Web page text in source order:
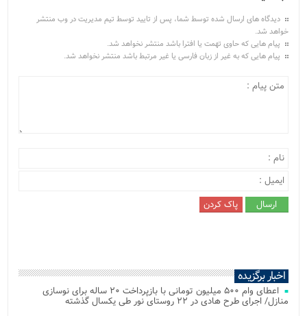
دیدگاه های ارسال شده توسط شما، پس از تایید توسط تیم مدیریت در وب منتشر
خواهد شد.
پیام هایی که حاوی تهمت یا افترا باشد منتشر نخواهد شد.
پیام هایی که به غیر از زبان فارسی یا غیر مرتبط باشد منتشر نخواهد شد.
اخبار برگزیده
اعطای وام ۵۰۰ میلیون تومانی با بازپرداخت ۲۰ ساله برای نوسازی
منازل/ اجرای طرح هادی در ۲۲ روستای نور طی یکسال گذشته